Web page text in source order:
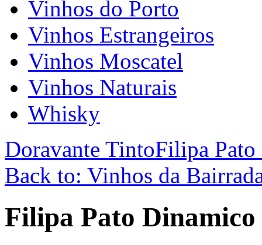
Vinhos do Porto
Vinhos Estrangeiros
Vinhos Moscatel
Vinhos Naturais
Whisky
Doravante TintoFilipa
Back to: Vinhos da
Filipa Pato